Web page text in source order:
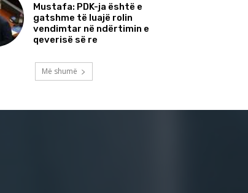
Mustafa: PDK-ja është e
gatshme të luajë rolin
vendimtar në ndërtimin e
qeverisë së re
Më shumë